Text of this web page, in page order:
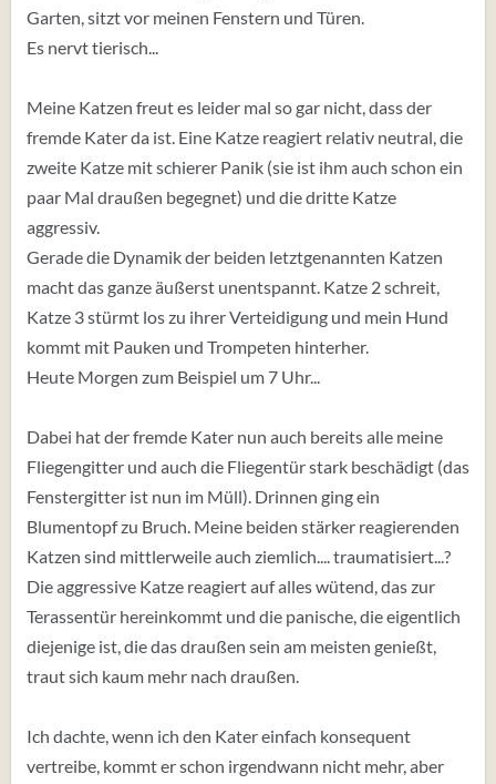
Garten, sitzt vor meinen Fenstern und Türen.
Es nervt tierisch...
Meine Katzen freut es leider mal so gar nicht, dass der
fremde Kater da ist. Eine Katze reagiert relativ neutral, die
zweite Katze mit schierer Panik (sie ist ihm auch schon ein
paar Mal draußen begegnet) und die dritte Katze
aggressiv.
Gerade die Dynamik der beiden letztgenannten Katzen
macht das ganze äußerst unentspannt. Katze 2 schreit,
Katze 3 stürmt los zu ihrer Verteidigung und mein Hund
kommt mit Pauken und Trompeten hinterher.
Heute Morgen zum Beispiel um 7 Uhr...
Dabei hat der fremde Kater nun auch bereits alle meine
Fliegengitter und auch die Fliegentür stark beschädigt (das
Fenstergitter ist nun im Müll). Drinnen ging ein
Blumentopf zu Bruch. Meine beiden stärker reagierenden
Katzen sind mittlerweile auch ziemlich.... traumatisiert...?
Die aggressive Katze reagiert auf alles wütend, das zur
Terassentür hereinkommt und die panische, die eigentlich
diejenige ist, die das draußen sein am meisten genießt,
traut sich kaum mehr nach draußen.
Ich dachte, wenn ich den Kater einfach konsequent
vertreibe, kommt er schon irgendwann nicht mehr, aber